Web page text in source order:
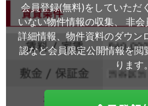
会員登録(無料)をしていただ
いない物件情報の収集、
非会
詳細情報、物件資料のダウン
認など会員限定公開情報を
ります。